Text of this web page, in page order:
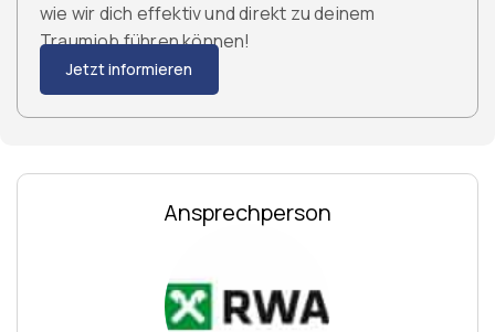
wie wir dich effektiv und direkt zu deinem
Traumjob führen können!
Jetzt informieren
Ansprechperson